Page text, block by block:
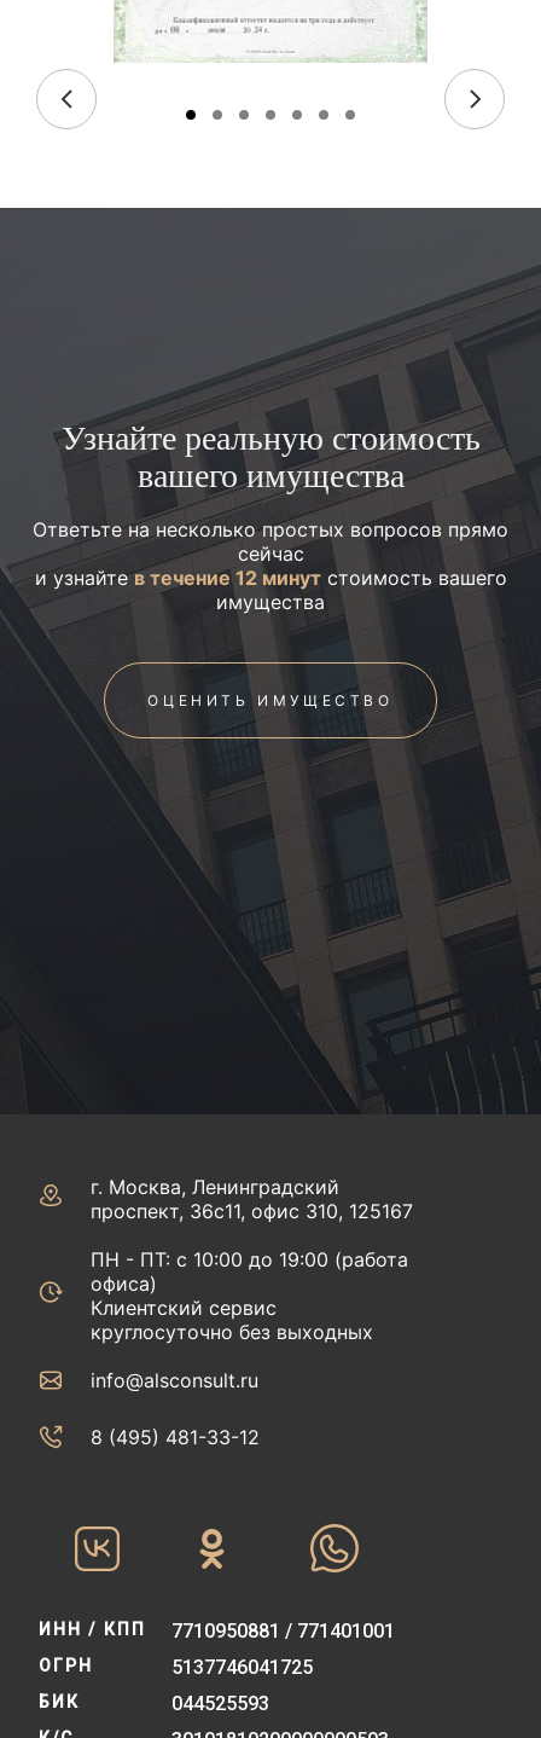
Узнайте реальную стоимость
вашего имущества
Ответьте на несколько простых вопросов прямо
сейчас
и узнайтев течение 12 минутстоимость вашего
имущества
ОЦЕНИТЬ ИМУЩЕСТВО
г. Москва, Ленинградский
проспект, 36с11, офис 310, 125167
ПН - ПТ: с 10:00 до 19:00 (работа
офиса)
Клиентский сервис
круглосуточно без выходных
info@alsconsult.ru
8 (495) 481-33-12‬‬
ИНН / КПП 7710950881 / 771401001
ОГРН 5137746041725
БИК 044525593